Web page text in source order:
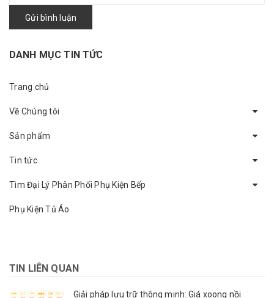
Gửi bình luận
DANH MỤC TIN TỨC
Trang chủ
Về Chúng tôi
Sản phẩm
Tin tức
Tìm Đại Lý Phân Phối Phụ Kiện Bếp
Phụ Kiện Tủ Áo
TIN LIÊN QUAN
Giải pháp lưu trữ thông minh: Giá xoong nồi